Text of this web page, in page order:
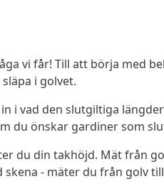
vi får! Till att börja med
i golvet.
i vad den slutgiltiga
du önskar gardiner som
du din takhöjd. Mät från
skena - mäter du från golv